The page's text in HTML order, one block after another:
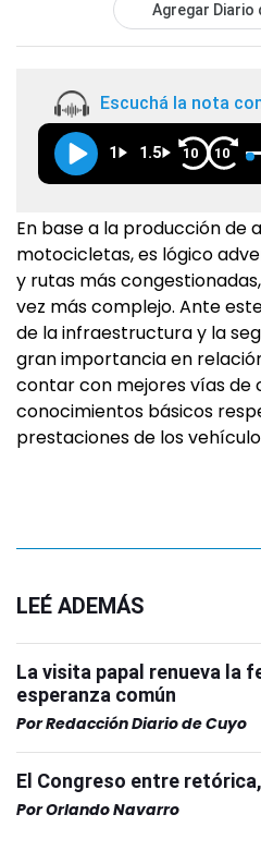
Agregar Diario
Escuchá la nota
1 1.5 10 10
En base a la producción de
motocicletas, es lógico
y rutas más
vez más complejo. Ante
de la infraestructura y la
gran importancia en
contar con mejores vías de
conocimientos básicos
prestaciones de los
LEÉ ADEMÁS
La visita papal renueva la
esperanza común
PorRedacción Diario de Cuyo
El Congreso entre
PorOrlando Navarro